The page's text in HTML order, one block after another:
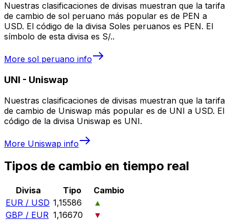
Nuestras clasificaciones de divisas muestran que la tarifa
de cambio de sol peruano más popular es de PEN a
USD. El código de la divisa Soles peruanos es PEN. El
símbolo de esta divisa es S/..
More sol peruano info
UNI - Uniswap
Nuestras clasificaciones de divisas muestran que la tarifa
de cambio de Uniswap más popular es de UNI a USD. El
código de la divisa Uniswap es UNI.
More Uniswap info
Tipos de cambio en tiempo real
Divisa Tipo
Cambio
EUR / USD 1,15586
▲
GBP / EUR 1,16670
▼